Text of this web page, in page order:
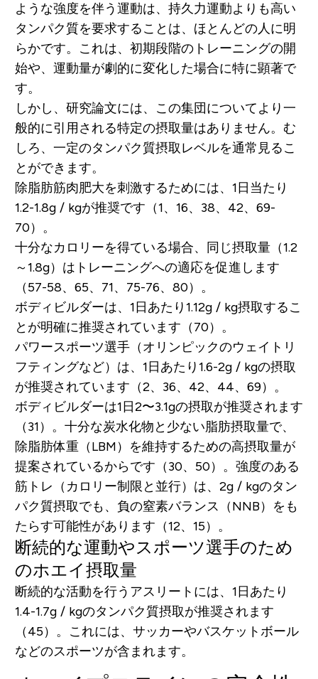
ような強度を伴う運動は、持久力運動よりも高い
タンパク質を要求することは、ほとんどの人に明
らかです。これは、初期段階のトレーニングの開
始や、運動量が劇的に変化した場合に特に顕著で
す。
しかし、研究論文には、この集団についてより一
般的に引用される特定の摂取量はありません。む
しろ、一定のタンパク質摂取レベルを通常見るこ
とができます。
除脂肪筋肉肥大を刺激するためには、1日当たり
1.2-1.8g / kgが推奨です（1、16、38、42、69-
70）。
十分なカロリーを得ている場合、同じ摂取量（1.2
～1.8g）はトレーニングへの適応を促進します
（57-58、65、71、75-76、80）。
ボディビルダーは、1日あたり1.12g / kg摂取するこ
とが明確に推奨されています（70）。
パワースポーツ選手（オリンピックのウェイトリ
フティングなど）は、1日あたり1.6-2g / kgの摂取
が推奨されています（2、36、42、44、69）。
ボディビルダーは1日2〜3.1gの摂取が推奨されます
（31）。十分な炭水化物と少ない脂肪摂取量で、
除脂肪体重（LBM）を維持するための高摂取量が
提案されているからです（30、50）。強度のある
筋トレ（カロリー制限と並行）は、2g / kgのタン
パク質摂取でも、負の窒素バランス（NNB）をも
たらす可能性があります（12、15）。
断続的な運動やスポーツ選手のため
のホエイ摂取量
断続的な活動を行うアスリートには、1日あたり
1.4-1.7g / kgのタンパク質摂取が推奨されます
（45）。これには、サッカーやバスケットボール
などのスポーツが含まれます。